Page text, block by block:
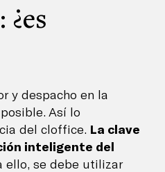
¿es
y despacho en la
Así lo
del cloffice. La clave
inteligente del
ello, se debe utilizar